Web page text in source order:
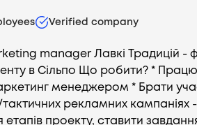
Verified company
manager Лавкi Традицій -
в Сільпо Що робити? *
менеджером * Брати
тактичних рекламних кампаніях
етапів проекту, ставити